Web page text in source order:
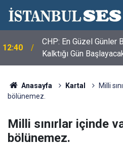
12:40
CHP: En Güzel Günler
Kalktığı Gün
Anasayfa Kartal
Milli
bölünemez.
Milli sınırlar içinde
bölünemez.